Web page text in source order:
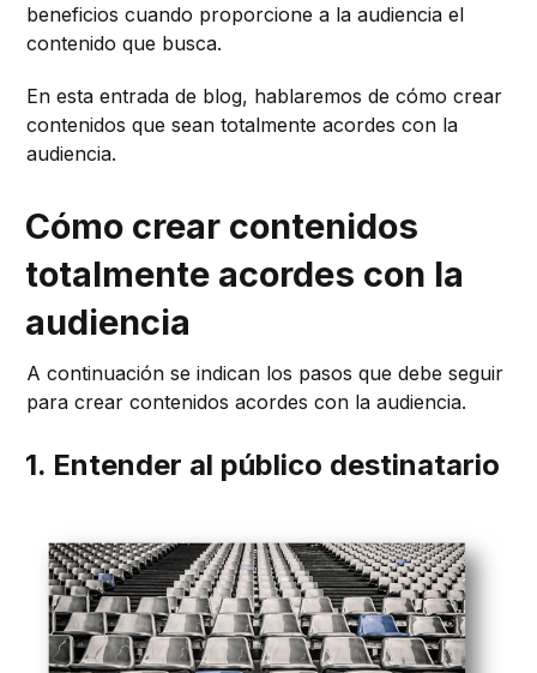
beneficios cuando proporcione a la audiencia el
contenido que busca.
En esta entrada de blog, hablaremos de cómo crear
contenidos que sean totalmente acordes con la
audiencia.
Cómo crear contenidos
totalmente acordes con la
audiencia
A continuación se indican los pasos que debe seguir
para crear contenidos acordes con la audiencia.
1. Entender al público destinatario